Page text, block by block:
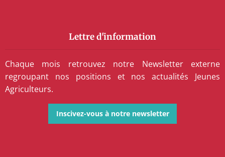
Lettre d'information
Chaque mois retrouvez notre Newsletter externe
regroupant nos positions et nos actualités Jeunes
Agriculteurs.
Inscivez-vous à notre newsletter